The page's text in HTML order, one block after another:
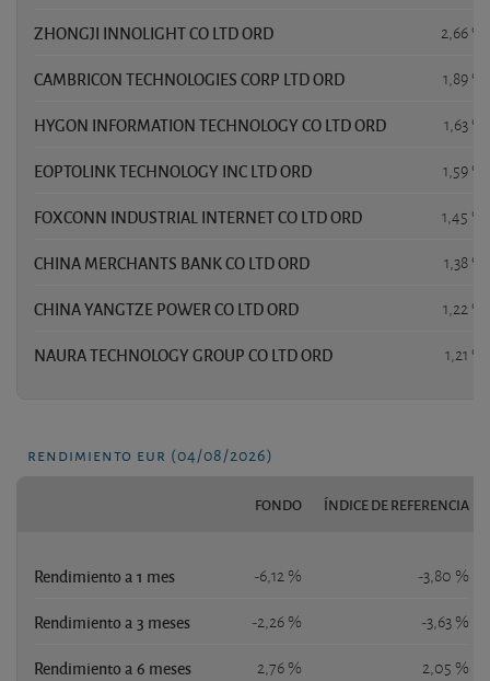
ZHONGJI INNOLIGHT CO LTD ORD 2,66 %
CAMBRICON TECHNOLOGIES CORP LTD ORD 1,89 %
HYGON INFORMATION TECHNOLOGY CO LTD ORD 1,63 %
EOPTOLINK TECHNOLOGY INC LTD ORD 1,59 %
FOXCONN INDUSTRIAL INTERNET CO LTD ORD 1,45 %
CHINA MERCHANTS BANK CO LTD ORD 1,38 %
CHINA YANGTZE POWER CO LTD ORD 1,22 %
NAURA TECHNOLOGY GROUP CO LTD ORD 1,21 %
rendimiento eur (04/08/2026)
FONDO ÍNDICE DE REFERENCIA
Rendimiento a 1 mes -6,12 % -3,80 %
Rendimiento a 3 meses -2,26 % -3,63 %
Rendimiento a 6 meses 2,76 % 2,05 %